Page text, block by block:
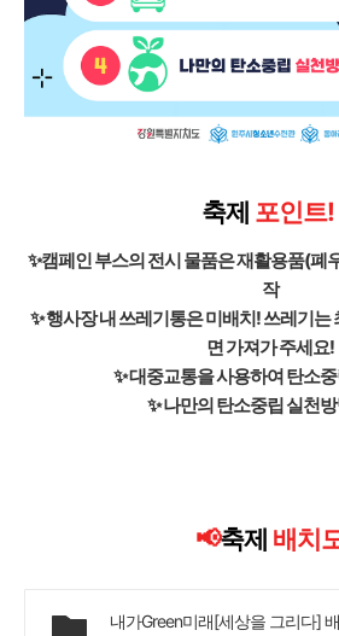
축제 포인트!
✨캠페인 부스의 전시 물품은 재활용품(폐
작
✨행사장 내 쓰레기통은 미배치! 쓰레기는
면 가져가 주세요!
✨대중교통을 사용하여 탄소
✨나만의 탄소중립 실천
📢축제 배치
내가Green미래[세상을 그리다]